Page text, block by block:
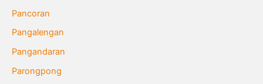
Pancoran
Pangalengan
Pangandaran
Parongpong